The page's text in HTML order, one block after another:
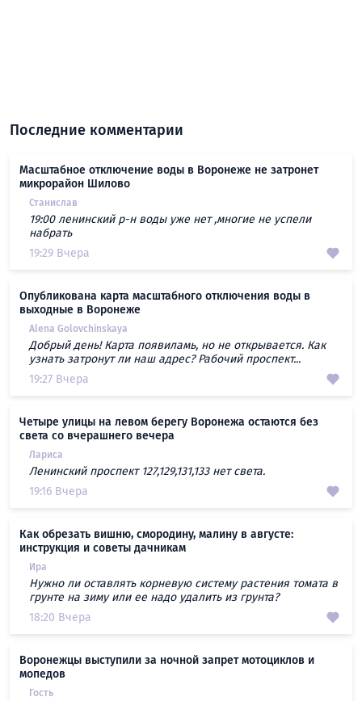
Последние комментарии
Масштабное отключение воды в Воронеже не затронет
микрорайон Шилово
Станислав
19:00 ленинский р-н воды уже нет ,многие не успели
набрать
19:29 Вчера
Опубликована карта масштабного отключения воды в
выходные в Воронеже
Alena Golovchinskaya
Добрый день! Карта появиламь, но не открывается. Как
узнать затронут ли наш адрес? Рабочий проспект...
19:27 Вчера
Четыре улицы на левом берегу Воронежа остаются без
света со вчерашнего вечера
Лариса
Ленинский проспект 127,129,131,133 нет света.
19:16 Вчера
Как обрезать вишню, смородину, малину в августе:
инструкция и советы дачникам
Ира
Нужно ли оставлять корневую систему растения томата в
грунте на зиму или ее надо удалить из грунта?
18:20 Вчера
Воронежцы выступили за ночной запрет мотоциклов и
мопедов
Гость